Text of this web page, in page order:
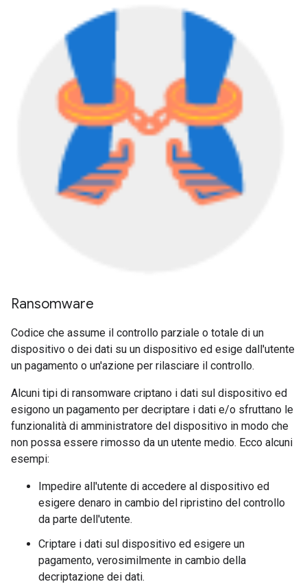
Ransomware
Codice che assume il controllo parziale o totale di un
dispositivo o dei dati su un dispositivo ed esige dall'utente
un pagamento o un'azione per rilasciare il controllo.
Alcuni tipi di ransomware criptano i dati sul dispositivo ed
esigono un pagamento per decriptare i dati e/o sfruttano le
funzionalità di amministratore del dispositivo in modo che
non possa essere rimosso da un utente medio. Ecco alcuni
esempi:
Impedire all'utente di accedere al dispositivo ed
esigere denaro in cambio del ripristino del controllo
da parte dell'utente.
Criptare i dati sul dispositivo ed esigere un
pagamento, verosimilmente in cambio della
decriptazione dei dati.